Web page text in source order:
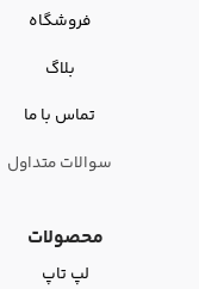
فروشگاه
بلاگ
تماس با ما
سوالات متداول
محصولات
لپ تاپ